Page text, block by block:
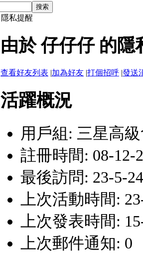
搜索
隱私提醒
由於 仔仔仔 的
查看好友列表 |加為好友 |打個招呼 |發送
活躍概況
用戶組: 三星高
註冊時間: 08-12-
最後訪問: 23-5-
上次活動時間:
上次發表時間:
上次郵件通知: 0